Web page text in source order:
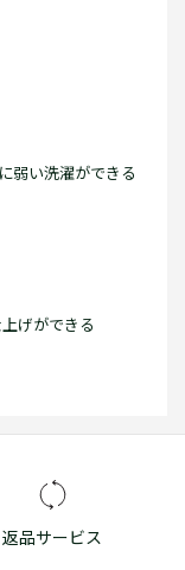
弱い洗濯ができる
げができる
返品サービス